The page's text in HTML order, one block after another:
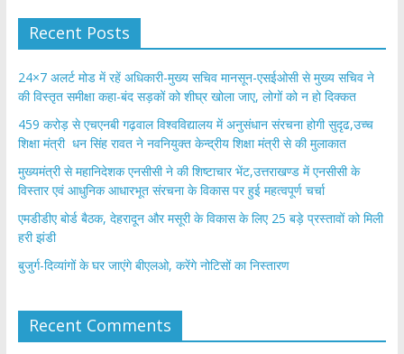
Recent Posts
24×7 अलर्ट मोड में रहें अधिकारी-मुख्य सचिव मानसून-एसईओसी से मुख्य सचिव ने
की विस्तृत समीक्षा कहा-बंद सड़कों को शीघ्र खोला जाए, लोगों को न हो दिक्कत
459 करोड़ से एचएनबी गढ़वाल विश्वविद्यालय में अनुसंधान संरचना होगी सुदृढ,उच्च
शिक्षा मंत्री धन सिंह रावत ने नवनियुक्त केन्द्रीय शिक्षा मंत्री से की मुलाकात
मुख्यमंत्री से महानिदेशक एनसीसी ने की शिष्टाचार भेंट,उत्तराखण्ड में एनसीसी के
विस्तार एवं आधुनिक आधारभूत संरचना के विकास पर हुई महत्वपूर्ण चर्चा
एमडीडीए बोर्ड बैठक, देहरादून और मसूरी के विकास के लिए 25 बड़े प्रस्तावों को मिली
हरी झंडी
बुजुर्ग-दिव्यांगों के घर जाएंगे बीएलओ, करेंगे नोटिसों का निस्तारण
Recent Comments